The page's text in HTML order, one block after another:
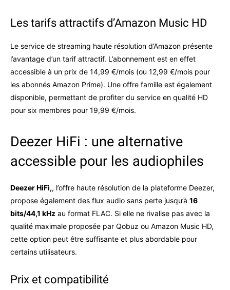
Les tarifs attractifs d’Amazon Music HD
Le service de streaming haute résolution d’Amazon présente
l’avantage d’un tarif attractif. L’abonnement est en effet
accessible à un prix de 14,99 €/mois (ou 12,99 €/mois pour
les abonnés Amazon Prime). Une offre famille est également
disponible, permettant de profiter du service en qualité HD
pour six membres pour 19,99 €/mois.
Deezer HiFi : une alternative
accessible pour les audiophiles
Deezer HiFi,, l’offre haute résolution de la plateforme Deezer,
propose également des flux audio sans perte jusqu’à 16
bits/44,1 kHz au format FLAC. Si elle ne rivalise pas avec la
qualité maximale proposée par Qobuz ou Amazon Music HD,
cette option peut être suffisante et plus abordable pour
certains utilisateurs.
Prix et compatibilité